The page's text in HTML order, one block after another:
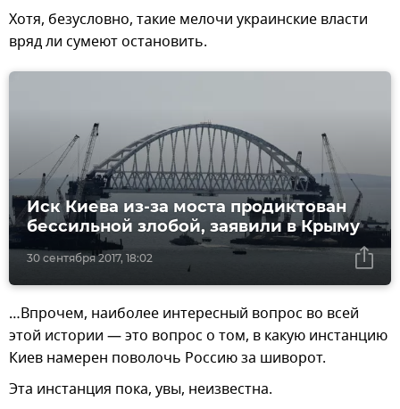
Хотя, безусловно, такие мелочи украинские власти
вряд ли сумеют остановить.
30 сентября 2017, 18:02
Иск Киева из-за моста продиктован
бессильной злобой, заявили в Крыму
…Впрочем, наиболее интересный вопрос во всей
этой истории — это вопрос о том, в какую инстанцию
Киев намерен поволочь Россию за шиворот.
Эта инстанция пока, увы, неизвестна.